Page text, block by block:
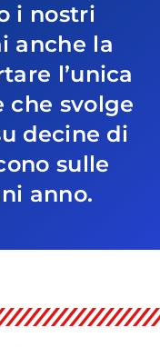
i nostri
anche la
l’unica
che svolge
decine di
sulle
anno.